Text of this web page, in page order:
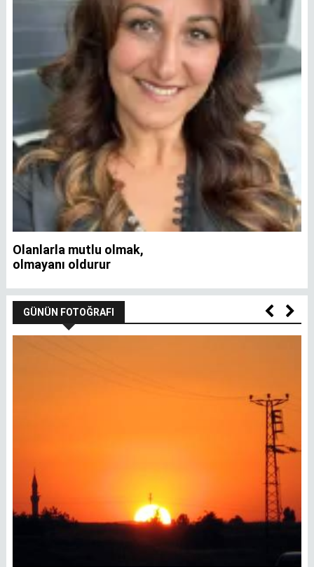
Olanlarla mutlu olmak,
olmayanı oldurur
GÜNÜN FOTOĞRAFI